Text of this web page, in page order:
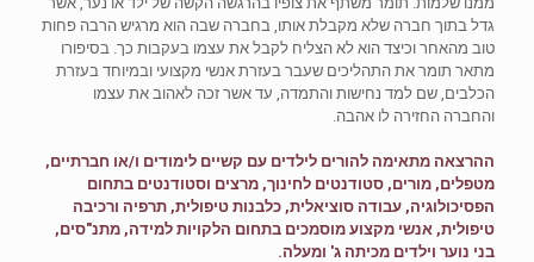
גדל בתוך חברה שלא מקבלת אותו, בחברה שבה הוא מרגיש הרבה פחות
טוב מהאחר וכיצד הוא לא הצליח לקבל את עצמו בעקבות כך. בסיפורו
מתאר תומר את התהליכים שעבר בעזרת אנשי מקצועי ובמיוחד בעזרת
הכלבים, שם למד נחישות והתמדה, עד אשר זכה לאהוב את עצמו
והחברה החזירה לו אהבה.
ההרצאה מתאימה להורים לילדים עם קשיים לימודים ו/או חברתיים,
מטפלים, מורים, סטודנטים לחינוך, מרצים וסטודנטים בתחום
הפסיכולוגיה, עבודה סוציאלית, כלבנות טיפולית, תרפיה ורכיבה
טיפולית, אנשי מקצוע מוסמכים בתחום הלקויות למידה, מתנ"סים,
בני נוער וילדים מכיתה ג' ומעלה.